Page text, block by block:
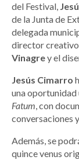
del Festival,
de la Junta de
delegada
director
Vinagrey el
Jesús Cimarro
una oportunidad
Fatum, con
conversaciones
Además, se
quince venus